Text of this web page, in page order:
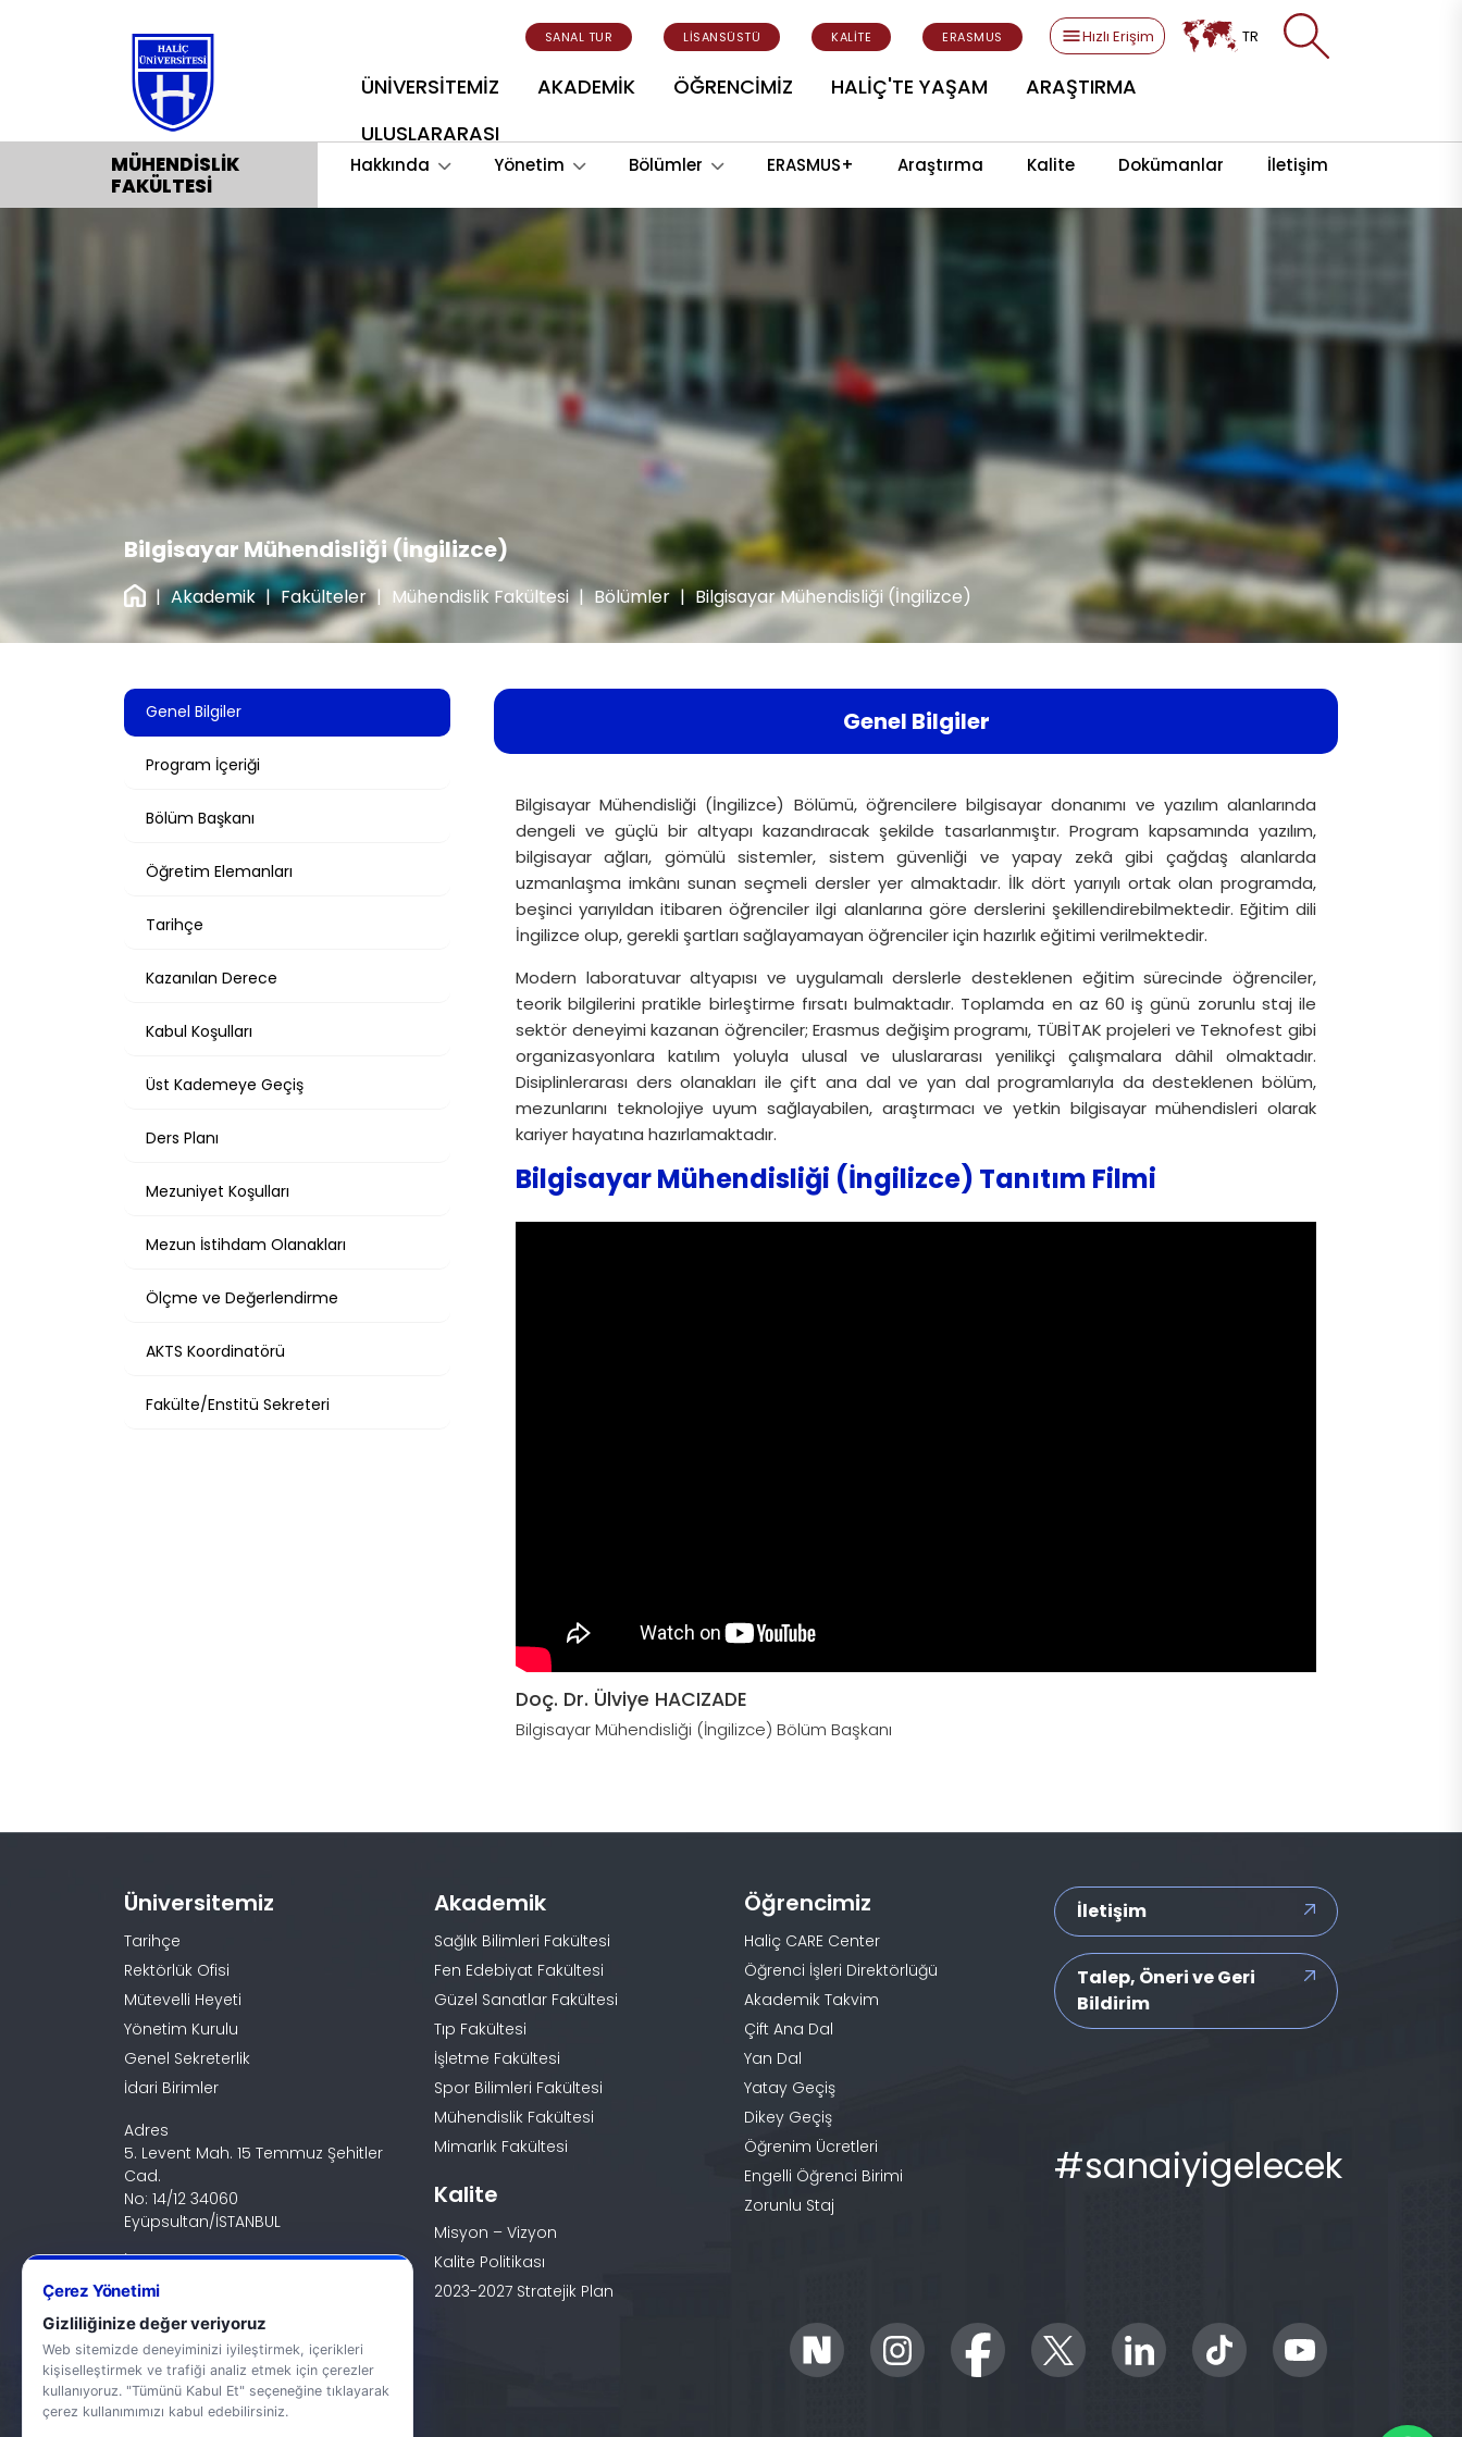
SANAL TUR LİSANSÜSTÜ KALİTE ERASMUS Hızlı Erişim TR
ÜNİVERSİTEMİZ AKADEMİK ÖĞRENCİMİZ HALİÇ'TE YAŞAM
ARAŞTIRMA
ULUSLARARASI
MÜHENDISLIK
FAKÜLTESI
Hakkında Yönetim Bölümler ERASMUS+ Araştırma Kalite Dokümanlar İletişim
Bilgisayar Mühendisliği (İngilizce)
| Akademik | Fakülteler | Mühendislik Fakültesi | Bölümler | Bilgisayar Mühendisliği (İngilizce)
Genel Bilgiler
Program İçeriği
Bölüm Başkanı
Öğretim Elemanları
Tarihçe
Kazanılan Derece
Kabul Koşulları
Üst Kademeye Geçiş
Ders Planı
Mezuniyet Koşulları
Mezun İstihdam Olanakları
Ölçme ve Değerlendirme
AKTS Koordinatörü
Fakülte/Enstitü Sekreteri
Genel Bilgiler
Bilgisayar Mühendisliği (İngilizce) Bölümü, öğrencilere bilgisayar donanımı ve yazılım alanlarında
dengeli ve güçlü bir altyapı kazandıracak şekilde tasarlanmıştır. Program kapsamında yazılım,
bilgisayar ağları, gömülü sistemler, sistem güvenliği ve yapay zekâ gibi çağdaş alanlarda
uzmanlaşma imkânı sunan seçmeli dersler yer almaktadır. İlk dört yarıyılı ortak olan programda,
beşinci yarıyıldan itibaren öğrenciler ilgi alanlarına göre derslerini şekillendirebilmektedir. Eğitim dili
İngilizce olup, gerekli şartları sağlayamayan öğrenciler için hazırlık eğitimi verilmektedir.
Modern laboratuvar altyapısı ve uygulamalı derslerle desteklenen eğitim sürecinde öğrenciler,
teorik bilgilerini pratikle birleştirme fırsatı bulmaktadır. Toplamda en az 60 iş günü zorunlu staj ile
sektör deneyimi kazanan öğrenciler; Erasmus değişim programı, TÜBİTAK projeleri ve Teknofest gibi
organizasyonlara katılım yoluyla ulusal ve uluslararası yenilikçi çalışmalara dâhil olmaktadır.
Disiplinlerarası ders olanakları ile çift ana dal ve yan dal programlarıyla da desteklenen bölüm,
mezunlarını teknolojiye uyum sağlayabilen, araştırmacı ve yetkin bilgisayar mühendisleri olarak
kariyer hayatına hazırlamaktadır.
Bilgisayar Mühendisliği (İngilizce) Tanıtım Filmi
Doç. Dr. Ülviye HACIZADE
Bilgisayar Mühendisliği (İngilizce) Bölüm Başkanı
Üniversitemiz
Tarihçe
Rektörlük Ofisi
Mütevelli Heyeti
Yönetim Kurulu
Genel Sekreterlik
İdari Birimler
Adres
5. Levent Mah. 15 Temmuz Şehitler
Cad.
No: 14/12 34060
Eyüpsultan/İSTANBUL
İletişim
0 (212) 924 24 44
Akademik
Sağlık Bilimleri Fakültesi
Fen Edebiyat Fakültesi
Güzel Sanatlar Fakültesi
Tıp Fakültesi
İşletme Fakültesi
Spor Bilimleri Fakültesi
Mühendislik Fakültesi
Mimarlık Fakültesi
Kalite
Misyon – Vizyon
Kalite Politikası
2023-2027 Stratejik Plan
Öğrencimiz
Haliç CARE Center
Öğrenci İşleri Direktörlüğü
Akademik Takvim
Çift Ana Dal
Yan Dal
Yatay Geçiş
Dikey Geçiş
Öğrenim Ücretleri
Engelli Öğrenci Birimi
Zorunlu Staj
İletişim
Talep, Öneri ve Geri
Bildirim
#sanaiyigelecek
Çerez Yönetimi
Gizliliğinize değer veriyoruz
Web sitemizde deneyiminizi iyileştirmek, içerikleri
kişiselleştirmek ve trafiği analiz etmek için çerezler
kullanıyoruz. "Tümünü Kabul Et" seçeneğine tıklayarak
çerez kullanımımızı kabul edebilirsiniz.